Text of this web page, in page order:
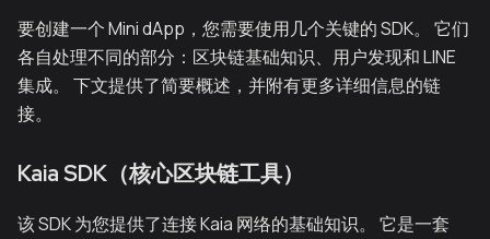
要创建一个 Mini dApp，您需要使用几个关键的 SDK。 它们
各自处理不同的部分：区块链基础知识、用户发现和 LINE
集成。 下文提供了简要概述，并附有更多详细信息的链
接。
Kaia SDK（核心区块链工具）
该 SDK 为您提供了连接 Kaia 网络的基础知识。 它是一套